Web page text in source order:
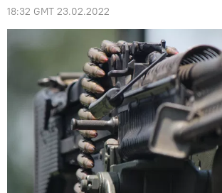
18:32 GMT 23.02.2022